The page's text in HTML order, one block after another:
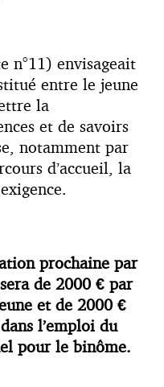
n°11) envisageait
entre le jeune
la
et de savoirs
notamment par
d’accueil, la
prochaine par
de 2000 € par
et de 2000 €
l’emploi du
pour le binôme.